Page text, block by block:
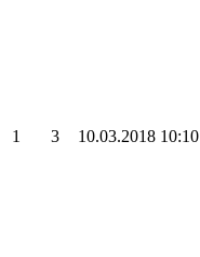
1 3 10.03.2018 10:10